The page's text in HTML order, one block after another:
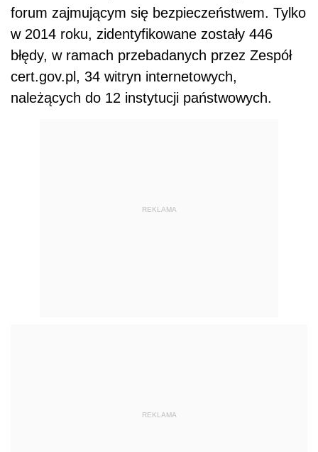
forum zajmującym się bezpieczeństwem. Tylko
w 2014 roku, zidentyfikowane zostały 446
błędy, w ramach przebadanych przez Zespół
cert.gov.pl, 34 witryn internetowych,
należących do 12 instytucji państwowych.
REKLAMA
REKLAMA